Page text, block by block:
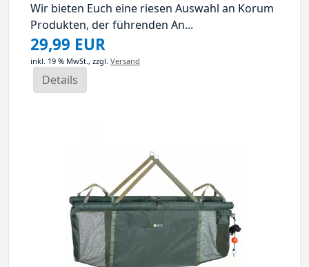
Wir bieten Euch eine riesen Auswahl an Korum
Produkten, der führenden An...
29,99 EUR
inkl. 19 % MwSt., zzgl. Versand
Details